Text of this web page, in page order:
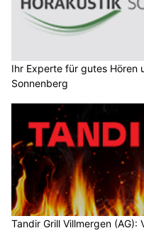
Ihr Experte für gutes Hören
Sonnenberg
Tandir Grill Villmergen